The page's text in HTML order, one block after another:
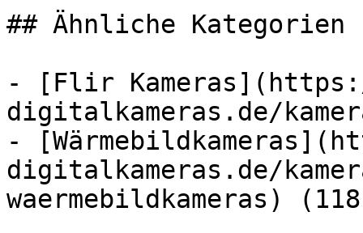
## Ähnliche Kategorien
- [Flir
digitalkameras.de/
-
digitalkameras.de/
waermebildkameras)